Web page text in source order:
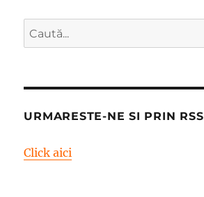
Caută
după:
URMARESTE-NE SI PRIN RSS
Click aici